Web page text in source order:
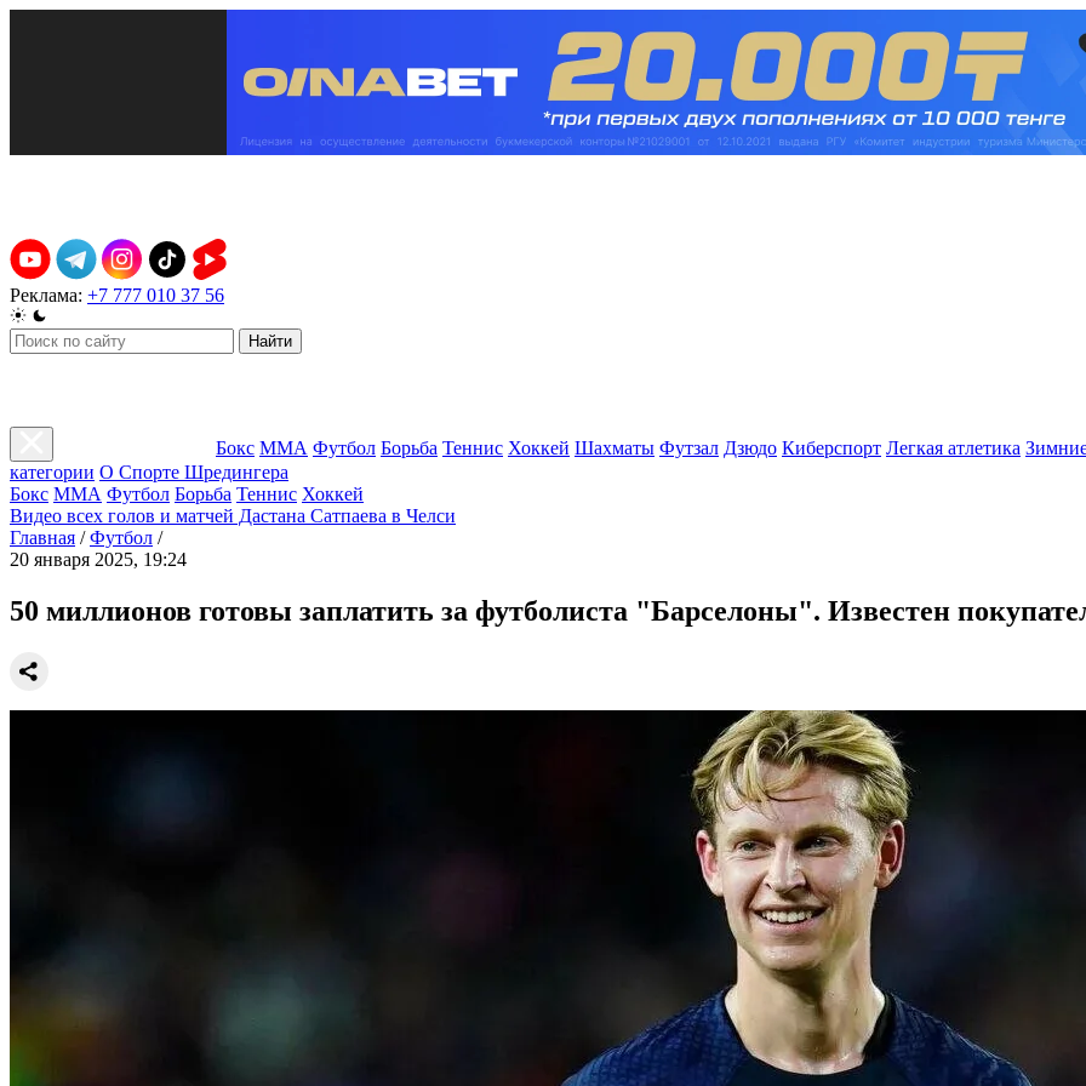
Реклама: +7 777 010 37 56
Найти
Бокс ММА Футбол Борьба Теннис Хоккей Шахматы Футзал Дзюдо Киберспорт Легкая атлетика
категории О Спорте Шредингера
Бокс ММА Футбол Борьба Теннис Хоккей
Видео всех голов и матчей Дастана Сатпаева в Челси
Главная / Футбол /
20 января 2025, 19:24
50 миллионов готовы заплатить за футболиста "Барселоны". Известен